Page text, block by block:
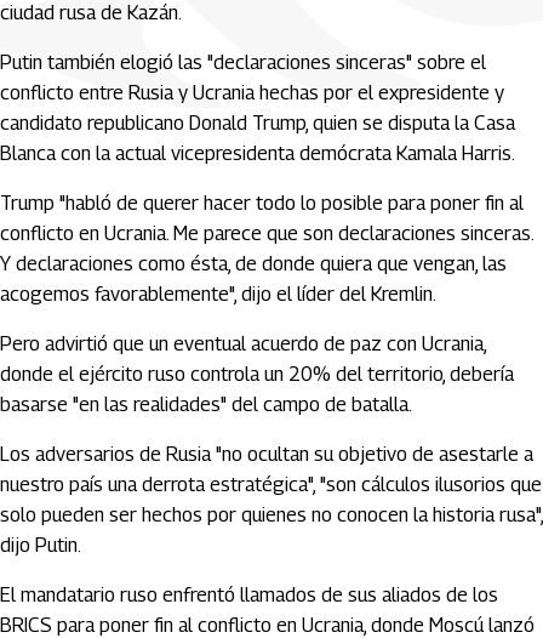
ciudad rusa de Kazán.
Putin también elogió las "declaraciones sinceras" sobre el
conflicto entre Rusia y Ucrania hechas por el expresidente y
candidato republicano Donald Trump, quien se disputa la Casa
Blanca con la actual vicepresidenta demócrata Kamala Harris.
Trump "habló de querer hacer todo lo posible para poner fin al
conflicto en Ucrania. Me parece que son declaraciones sinceras.
Y declaraciones como ésta, de donde quiera que vengan, las
acogemos favorablemente", dijo el líder del Kremlin.
Pero advirtió que un eventual acuerdo de paz con Ucrania,
donde el ejército ruso controla un 20% del territorio, debería
basarse "en las realidades" del campo de batalla.
Los adversarios de Rusia "no ocultan su objetivo de asestarle a
nuestro país una derrota estratégica", "son cálculos ilusorios que
solo pueden ser hechos por quienes no conocen la historia rusa",
dijo Putin.
El mandatario ruso enfrentó llamados de sus aliados de los
BRICS para poner fin al conflicto en Ucrania, donde Moscú lanzó